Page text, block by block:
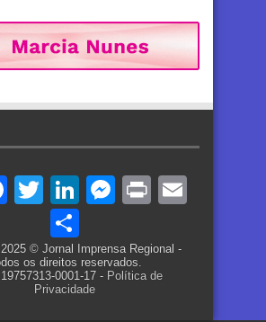
Facebook
TwitterLinkedIn
Messenger
Print
© Jornal Imprensa Regional -
os direitos reservados.
0001-17 - Política de
Privacidade